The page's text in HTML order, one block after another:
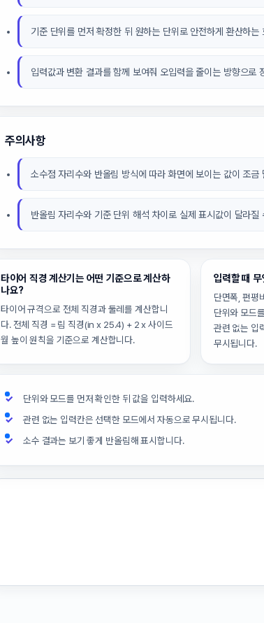
기준 단위를 먼저 확정한 뒤 원하는 단위로 안전하게 환산하는
입력값과 변환 결과를 함께 보여줘 오입력을 줄이는 방향으로
주의사항
소수점 자리수와 반올림 방식에 따라 화면에 보이는 값이 조금
반올림 자리수와 기준 단위 해석 차이로 실제 표시값이 달라질
타이어 직경 계산기는 어떤 기준으로 계산하
나요?
타이어 규격으로 전체 직경과 둘레를 계산합니
다. 전체 직경 = 림 직경(in x 25.4) + 2 x 사이드
월 높이 원칙을 기준으로 계산합니다.
입력할 때
단면폭, 편평
단위와 모드
관련 없는 입
무시됩니다.
단위와 모드를 먼저 확인한 뒤 값을 입력하세요.
관련 없는 입력칸은 선택한 모드에서 자동으로 무시됩니다.
소수 결과는 보기 좋게 반올림해 표시합니다.